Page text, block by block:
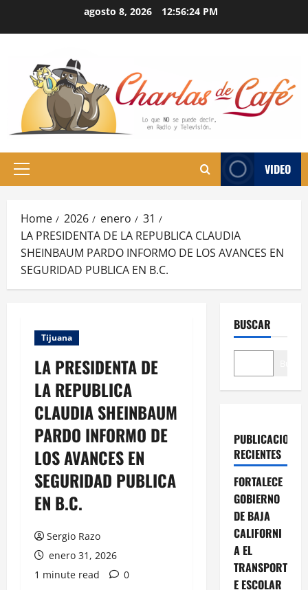
agosto 8, 2026 12:56:25 PM
Primary
VIDEO
Home 2026 enero
31
LA PRESIDENTA DE LA REPUBLICA CLAUDIA
SHEINBAUM PARDO INFORMO DE LOS AVANCES EN
SEGURIDAD PUBLICA EN B.C.
Tijuana
LA PRESIDENTA DE
LA REPUBLICA
CLAUDIA SHEINBAUM
PARDO INFORMO DE
LOS AVANCES EN
SEGURIDAD PUBLICA
EN B.C.
Sergio Razo
enero 31, 2026
1 minute read
0
BUSCAR
PUBLICACIONES
RECIENTES
FORTALECE
GOBIERNO
DE BAJA
CALIFORNI
A EL
TRANSPORT
E ESCOLAR